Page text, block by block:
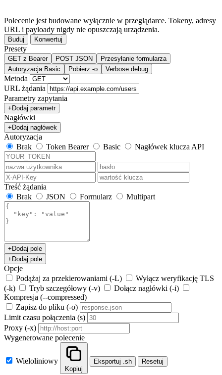
Polecenie jest budowane wyłącznie w przeglądarce. Tokeny, adresy
URL i payloady nigdy nie opuszczają urządzenia.
Buduj Konwertuj
Presety
GET z Bearer POST JSON
Przesyłanie formularza
Autoryzacja Basic
Pobierz -o Verbose debug
Metoda
URL żądania
Parametry zapytania
+ Dodaj parametr
Nagłówki
+ Dodaj nagłówek
Autoryzacja
Brak
Token Bearer Basic Nagłówek klucza API
Treść żądania
Brak
JSON Formularz Multipart
+ Dodaj pole
+ Dodaj pole
Opcje
Podążaj za przekierowaniami (-L)
Wyłącz weryfikację TLS
(-k)
Tryb szczegółowy (-v)
Dołącz nagłówki (-i)
Kompresja (--compressed)
Zapisz do pliku (-o)
Limit czasu połączenia (s)
Proxy (-x)
Wygenerowane polecenie
Wieloliniowy
Kopiuj
Eksportuj .sh Resetuj